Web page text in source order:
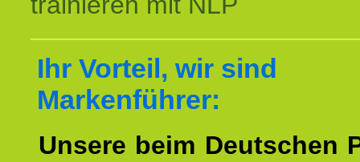
Ihr Vorteil, wir sind
Markenführer:
Unsere beim Deutschen